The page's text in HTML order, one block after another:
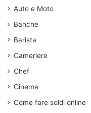
Auto e Moto
Banche
Barista
Cameriere
Chef
Cinema
Come fare soldi online